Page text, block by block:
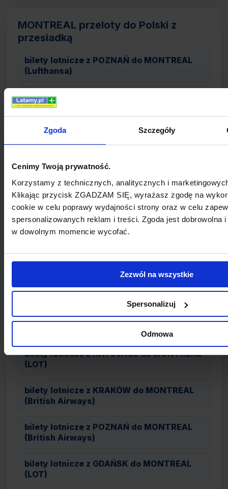
Zgoda Szczegóły
Cenimy Twoją prywatność.
Korzystamy z technicznych, analitycznych i
Klikając przycisk ZGADZAM SIĘ, wyrażasz zgodę na
cookie w celu poprawy wydajności strony oraz w celu
spersonalizowanych reklam i treści. Zgoda jest dobrowolna
w dowolnym momencie wycofać.
Zezwól na wszystkie
Spersonalizuj
Odmowa
MONTREAL przeloty do Polski z
przesiadką
bilety lotnicze z POZNAŃ do MONTREAL
(Lufthansa)
bilety lotnicze z SZCZECIN do MONTREAL
(LOT)
bilety lotnicze z RZESZÓW do MONTREAL
(LOT)
bilety lotnicze z WARSZAWA do
MONTREAL (British Airways)
bilety lotnicze z BYDGOSZCZ do
MONTREAL (LOT)
MONTREAL (Lufthansa)
bilety lotnicze z WROCŁAW do MONTREAL
(LOT)
bilety lotnicze z GDAŃSK do MONTREAL
bilety lotnicze z KATOWICE do MONTREAL
(LOT)
bilety lotnicze z KRAKÓW do MONTREAL
(British Airways)
bilety lotnicze z POZNAŃ do MONTREAL
(British Airways)
bilety lotnicze z GDAŃSK do MONTREAL
(LOT)